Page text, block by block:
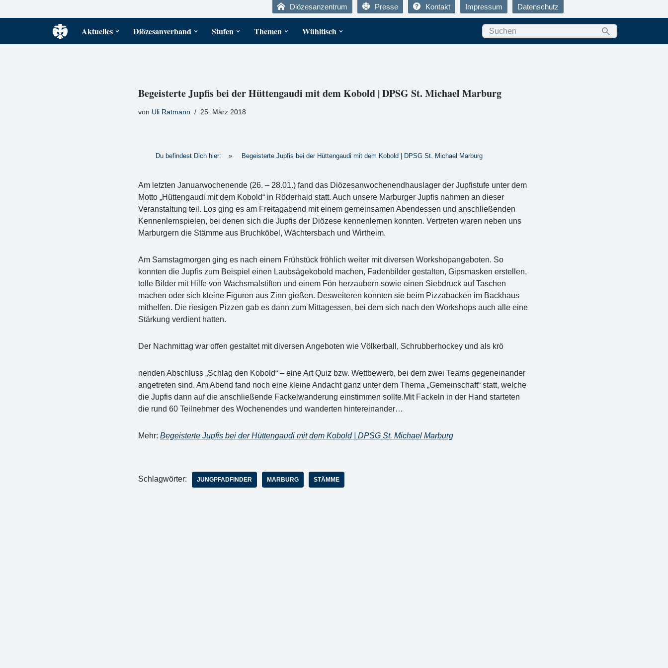
Diözesanzentrum Presse Kontakt Impressum Datenschutz
Aktuelles Diözesanverband Stufen Themen Wühltisch
Begeisterte Jupfis bei der Hüttengaudi mit dem Kobold | DPSG St. Michael Marburg
von Uli Ratmann 25. März 2018
Du befindest Dich hier: » Begeisterte Jupfis bei der Hüttengaudi mit dem Kobold | DPSG St. Michael Marburg
Am letzten Januarwochenende (26. – 28.01.) fand das Diözesanwochenendhauslager der Jupfistufe unter dem
Motto „Hüttengaudi mit dem Kobold“ in Röderhaid statt. Auch unsere Marburger Jupfis nahmen an dieser
Veranstaltung teil. Los ging es am Freitagabend mit einem gemeinsamen Abendessen und anschließenden
Kennenlernspielen, bei denen sich die Jupfis der Diözese kennenlernen konnten. Vertreten waren neben uns
Marburgern die Stämme aus Bruchköbel, Wächtersbach und Wirtheim.
Am Samstagmorgen ging es nach einem Frühstück fröhlich weiter mit diversen Workshopangeboten. So
konnten die Jupfis zum Beispiel einen Laubsägekobold machen, Fadenbilder gestalten, Gipsmasken erstellen,
tolle Bilder mit Hilfe von Wachsmalstiften und einem Fön herzaubern sowie einen Siebdruck auf Taschen
machen oder sich kleine Figuren aus Zinn gießen. Desweiteren konnten sie beim Pizzabacken im Backhaus
mithelfen. Die riesigen Pizzen gab es dann zum Mittagessen, bei dem sich nach den Workshops auch alle eine
Stärkung verdient hatten.
Der Nachmittag war offen gestaltet mit diversen Angeboten wie Völkerball, Schrubberhockey und als krö
nenden Abschluss „Schlag den Kobold“ – eine Art Quiz bzw. Wettbewerb, bei dem zwei Teams gegeneinander
angetreten sind. Am Abend fand noch eine kleine Andacht ganz unter dem Thema „Gemeinschaft“ statt, welche
die Jupfis dann auf die anschließende Fackelwanderung einstimmen sollte.Mit Fackeln in der Hand starteten
die rund 60 Teilnehmer des Wochenendes und wanderten hintereinander…
Mehr: Begeisterte Jupfis bei der Hüttengaudi mit dem Kobold | DPSG St. Michael Marburg
Schlagwörter: JUNGPFADFINDER MARBURG STÄMME